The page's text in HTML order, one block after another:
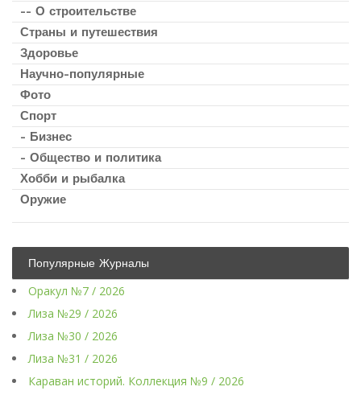
-- О строительстве
Страны и путешествия
Здоровье
Научно-популярные
Фото
Спорт
- Бизнес
- Общество и политика
Хобби и рыбалка
Оружие
Популярные Журналы
Оракул №7 / 2026
Лиза №29 / 2026
Лиза №30 / 2026
Лиза №31 / 2026
Караван историй. Коллекция №9 / 2026